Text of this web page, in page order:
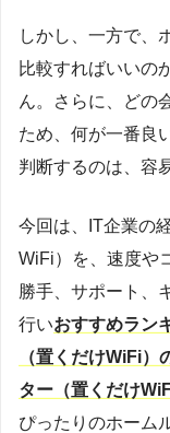
しかし、一方で、
比較すればいいの
ん。さらに、どの
ため、何が一番良
判断するのは、容
今回は、IT企業の
WiFi）を、速度や
勝手、サポート、
行いおすすめラン
（置くだけWiFi）
ター（置くだけ
ぴったりのホーム